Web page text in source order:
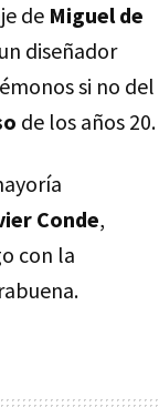
de Miguel de
diseñador
si no del
de los años 20.
Conde,
con la